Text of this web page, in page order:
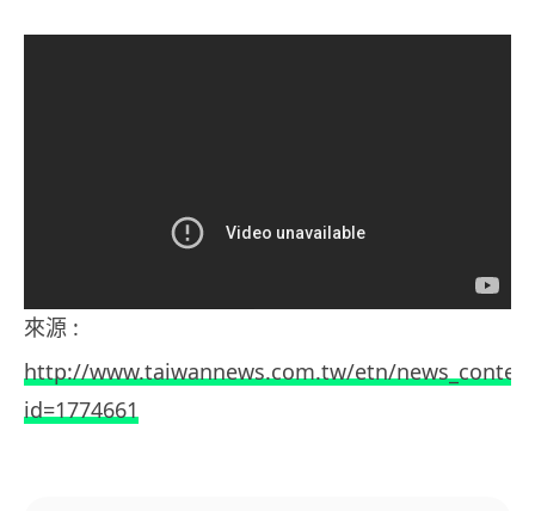
來源 :
http://www.taiwannews.com.tw/etn/
id=1774661